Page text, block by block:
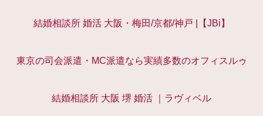
結婚相談所 婚活 大阪・梅田/京都/神戸 |【JBi】
東京の司会派遣・MC派遣なら実績多数のオフィスルゥ
結婚相談所 大阪 堺 婚活 ｜ラヴィベル